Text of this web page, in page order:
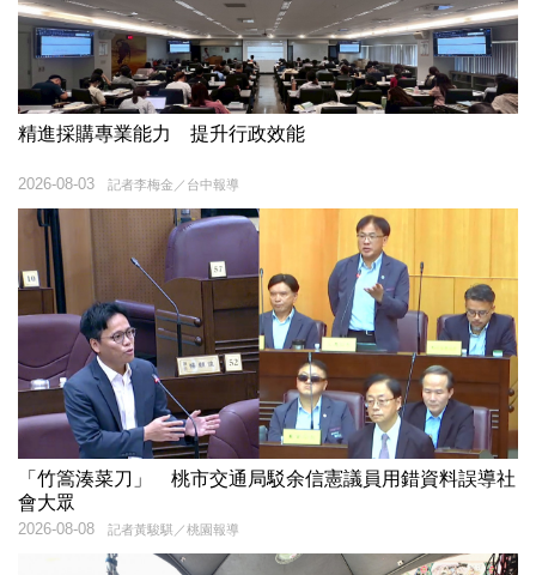
精進採購專業能力 提升行政效能
記者李梅金／台中報導
2026-08-03
「竹篙湊菜刀」 桃市交通局駁余信憲議員用錯資料誤導社
會大眾
記者黃駿騏／桃園報導
2026-08-08